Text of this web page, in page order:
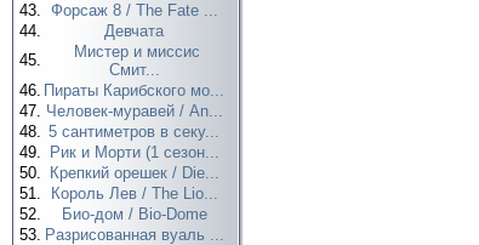
43. Форсаж 8 / The Fate ...
44.
Девчата
45.
Мистер и миссис
Смит...
46. Пираты Карибского мо...
47. Человек-муравей / An...
48. 5 сантиметров в секу...
49.
Рик и Морти (1 сезон...
50.
Крепкий орешек / Die...
51.
Король Лев / The Lio...
52.
Био-дом / Bio-Dome
53. Разрисованная вуаль ...